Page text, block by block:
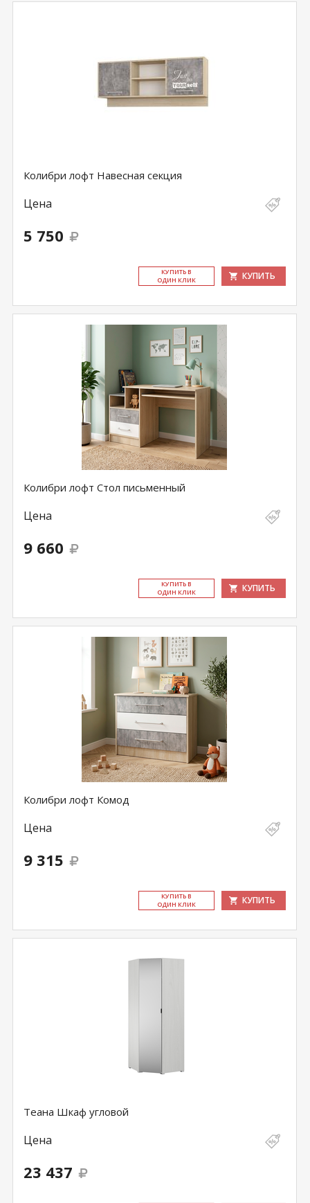
Колибри лофт Навесная секция
Цена
5 750
КУ­ПИТЬ В
ОДИН КЛИК
КУПИТЬ
Колибри лофт Стол письменный
Цена
9 660
КУ­ПИТЬ В
ОДИН КЛИК
КУПИТЬ
Колибри лофт Комод
Цена
9 315
КУ­ПИТЬ В
ОДИН КЛИК
КУПИТЬ
Теана Шкаф угловой
Цена
23 437